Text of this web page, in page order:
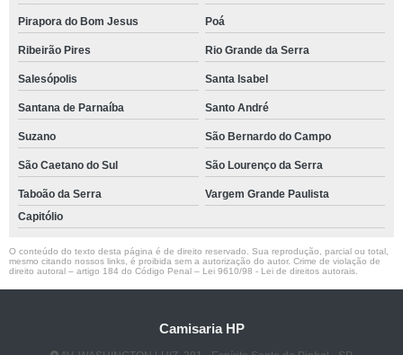
Pirapora do Bom Jesus Poá
Ribeirão Pires Rio Grande da Serra
Salesópolis Santa Isabel
Santana de Parnaíba Santo André
Suzano São Bernardo do Campo
São Caetano do Sul São Lourenço da Serra
Taboão da Serra
Vargem Grande Paulista
Capitólio
O conteúdo do texto desta página é de direito reservado. Sua reprodução, parcial ou total,
mesmo citando nossos links, é proibida sem a autorização do autor. Crime de violação de
direito autoral – artigo 184 do Código Penal – Lei 9610/98 - Lei de direitos autorais
Camisaria HP